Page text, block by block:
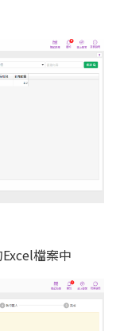
檔案中